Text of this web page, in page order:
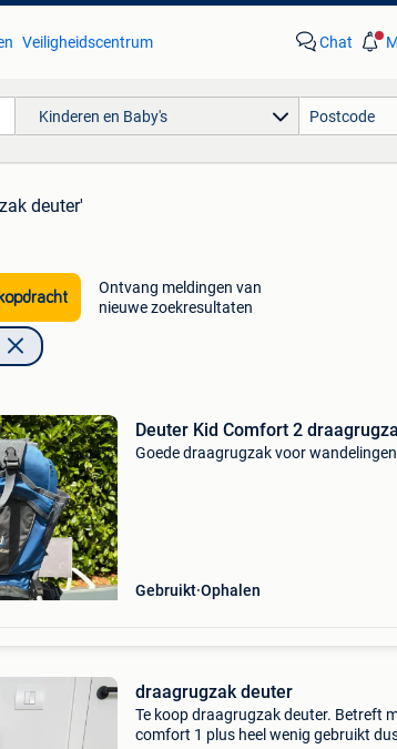
Veiligheidscentrum Chat
Kinderen en Baby's
deuter'
Ontvang meldingen van
nieuwe zoekresultaten
Deuter Kid Comfort 2
Goede draagrugzak voor
Gebruikt Ophalen
draagrugzak deuter
Te koop draagrugzak deuter. Betreft
comfort 1 plus heel wenig gebruikt